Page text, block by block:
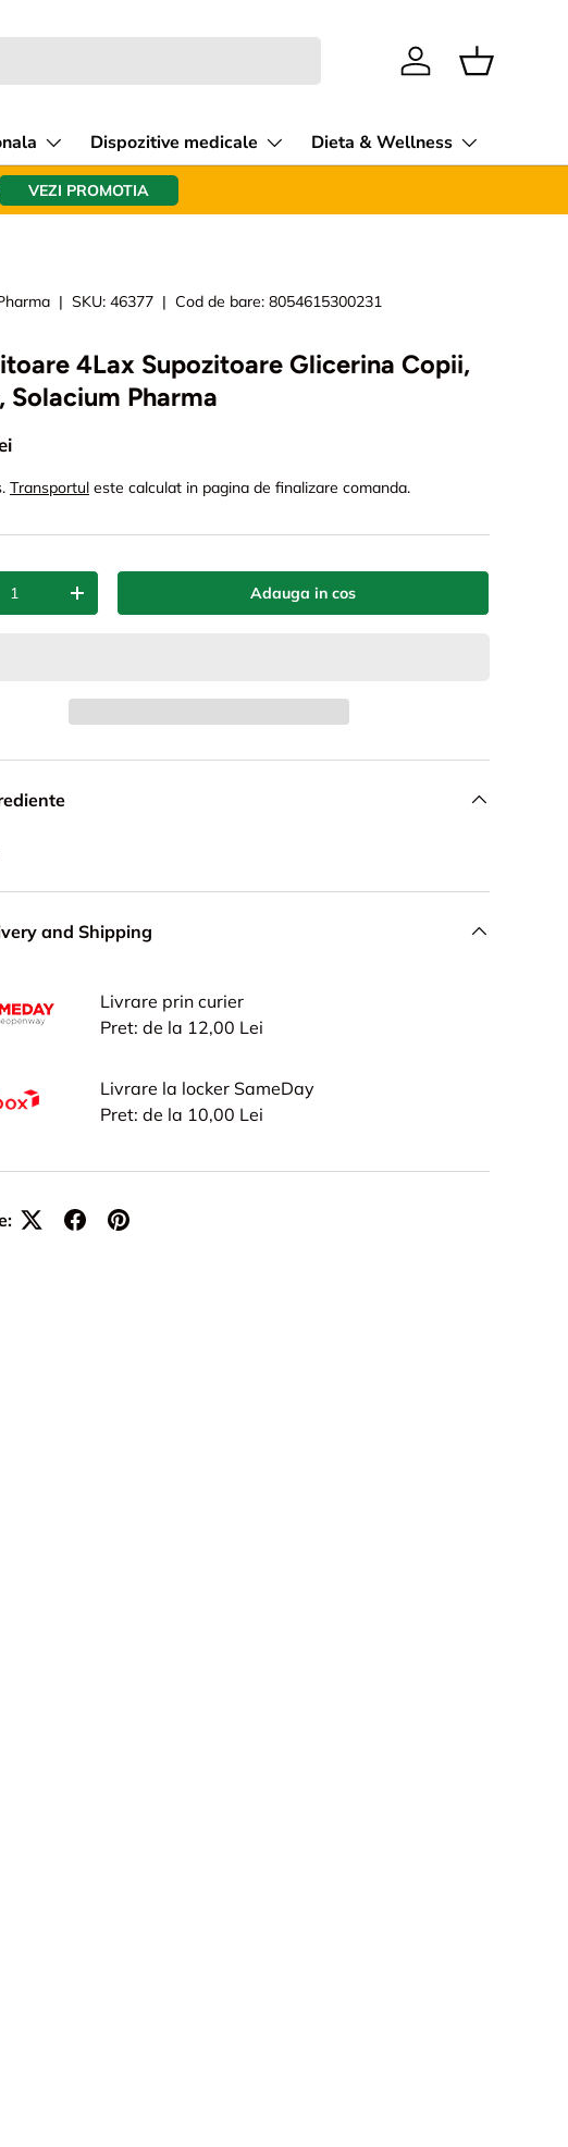
Intra in cont
Cos
Dispozitive medicale Dieta & Wellness
VEZI PROMOTIA
| SKU: 46377 | Cod de bare: 8054615300231
4Lax Supozitoare Glicerina Copii,
Solacium Pharma
Transportul este calculat in pagina de finalizare comanda.
+ Adauga in cos
and Shipping
Livrare prin curier
Pret: de la 12,00 Lei
Livrare la locker SameDay
Pret: de la 10,00 Lei